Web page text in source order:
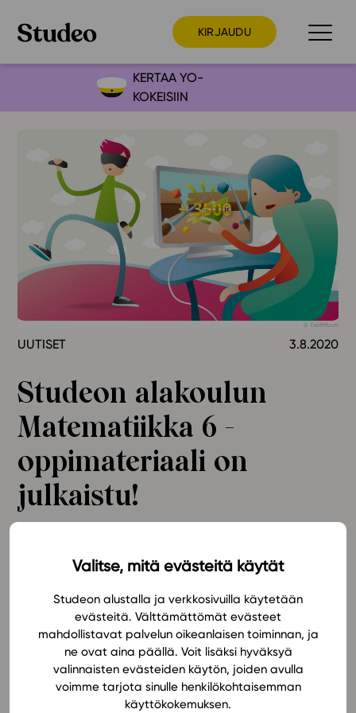
Valitse, mitä evästeitä käytät
Studeon alustalla ja verkkosivuilla käytetään
evästeitä. Välttämättömät evästeet
mahdollistavat palvelun oikeanlaisen toiminnan, ja
ne ovat aina päällä. Voit lisäksi hyväksyä
valinnaisten evästeiden käytön, joiden avulla
voimme tarjota sinulle henkilökohtaisemman
käyttökokemuksen.
KIRJAUDU
Preppaaja
Opiskelija
Huoltaja
Kokeilutarjous
Ainstain
Alakoulu
Ominaisuudet
Tapahtumakalenteri
Webinaari­tallenteet
Suosittelut
Ohjekeskus
Ohjevideot
Eettiset periaatteet tekoälyn käyttöön
Tilaa uutiskirje
Ota yhteyttä
KERTAA YO-
KOKEISIIN
UUTISET 3.8.2020
Studeon alakoulun
Matematiikka 6 -
oppimateriaali on
julkaistu!
Oppimateriaali motivoi oppilasta laskemaan,
päättelemään ja kehittämään loogista ajatteluaan.
Herkullinen ja havainnollistava kuvitus ja selkeät tekstit
tukevat jokaista oppijaa. Monipuoliset harjoitukset ja
esimerkit puolestaan kytkevät opittavat asiat
oppilaan arkeen. Eriyttäminen sekä alas- että ylöspäin